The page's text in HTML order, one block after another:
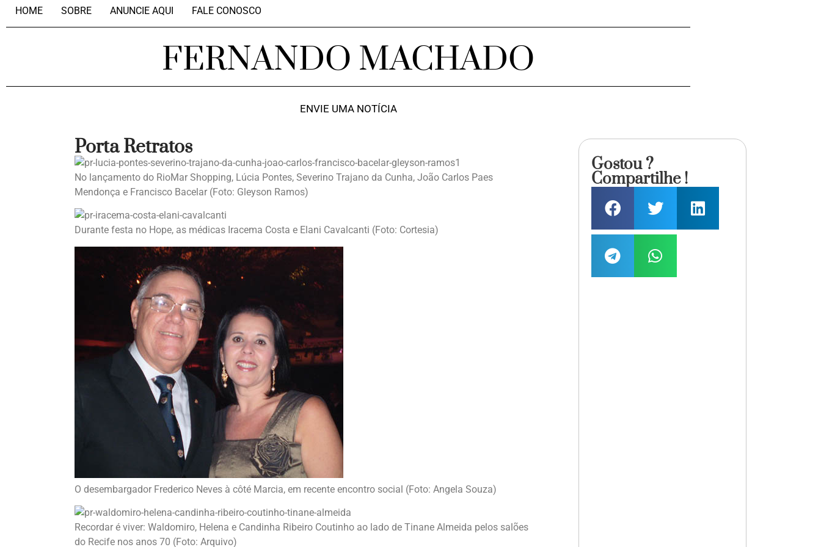
HOME SOBRE ANUNCIE AQUI FALE CONOSCO
FERNANDO MACHADO
ENVIE UMA NOTÍCIA
Porta Retratos
No lançamento do RioMar Shopping, Lúcia Pontes, Severino Trajano da Cunha, João Carlos Paes
Mendonça e Francisco Bacelar (Foto: Gleyson Ramos)
Durante festa no Hope, as médicas Iracema Costa e Elani Cavalcanti (Foto: Cortesia)
O desembargador Frederico Neves à côté Marcia, em recente encontro social (Foto: Angela Souza)
Recordar é viver: Waldomiro, Helena e Candinha Ribeiro Coutinho ao lado de Tinane Almeida pelos salões
do Recife nos anos 70 (Foto: Arquivo)
Gostou ?
Compartilhe !